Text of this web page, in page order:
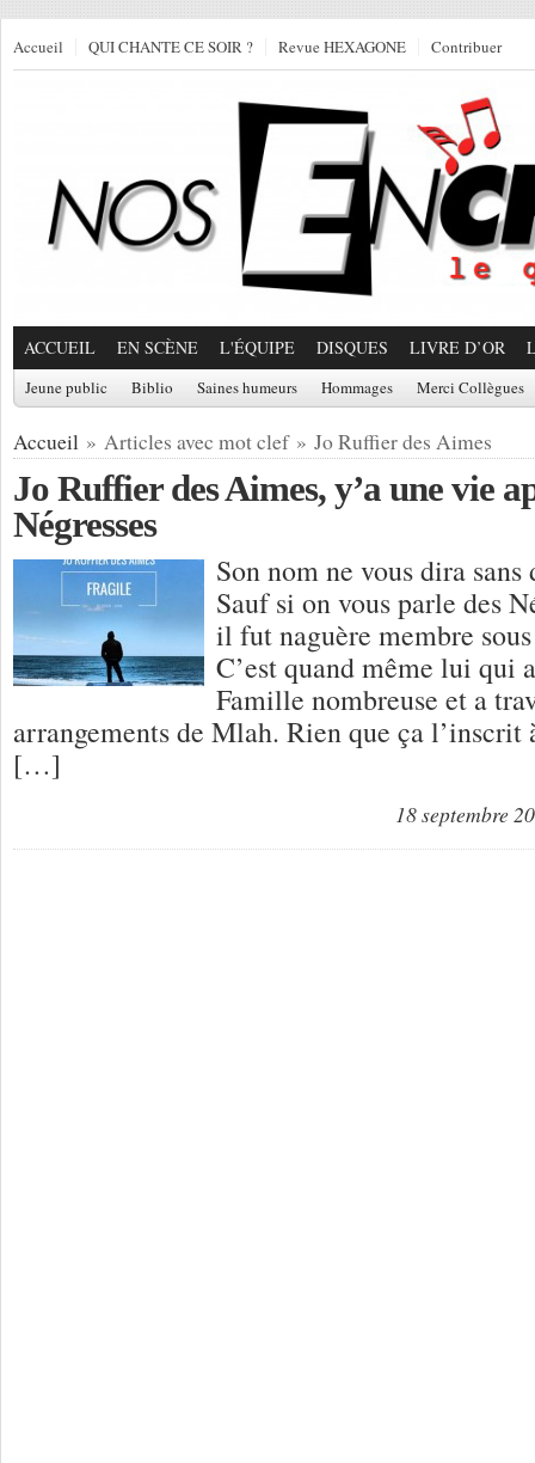
Accueil QUI CHANTE CE SOIR ? Revue HEXAGONE Contribuer
ACCUEIL EN SCÈNE L'ÉQUIPE DISQUES LIVRE D’OR
Jeune public Biblio Saines humeurs Hommages Merci Collègues
Accueil » Articles avec mot clef » Jo Ruffier des Aimes
Jo Ruffier des Aimes, y’a une vie
Négresses
Son nom ne vous dira
Sauf si on vous parle des
il fut naguère membre
C’est quand même lui qui
Famille nombreuse et a
arrangements de Mlah. Rien que ça l’inscrit
[…]
18 septembre